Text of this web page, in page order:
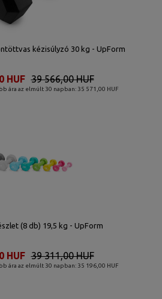
kézisúlyzó 30 kg - UpForm
ára az elmúlt 30 napban: 35 571,00 HUF
39 566,00 HUF
HUF
(8 db) 19,5 kg - UpForm
ára az elmúlt 30 napban: 35 196,00 HUF
39 311,00 HUF
HUF